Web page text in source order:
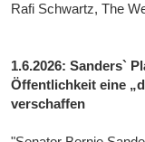
Rafi Schwartz, The
1.6.2026: Sanders`
Öffentlichkeit eine
verschaffen